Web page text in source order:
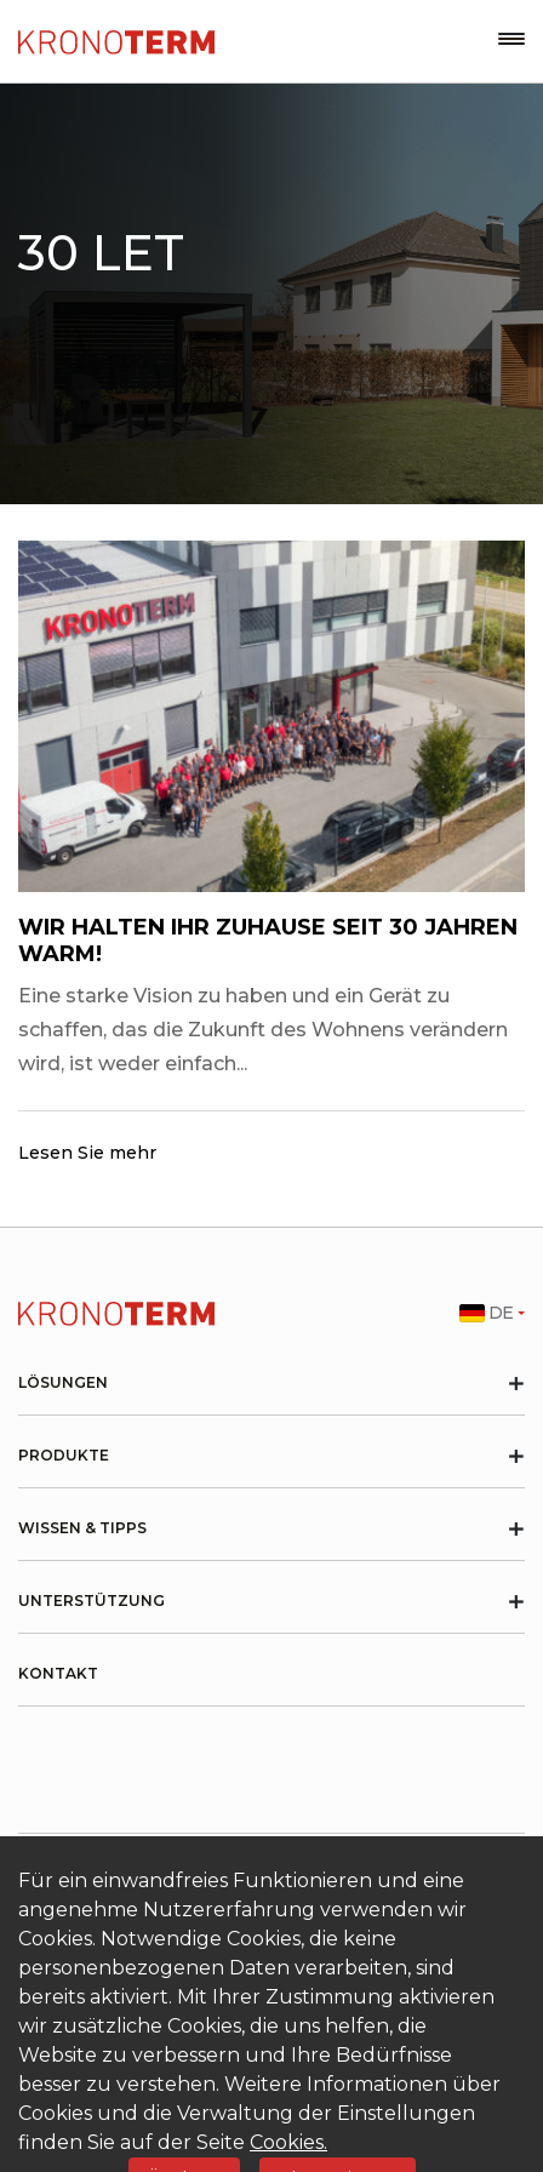
30 LET
WIR HALTEN IHR ZUHAUSE SEIT 30 JAHREN
WARM!
Eine starke Vision zu haben und ein Gerät zu
schaffen, das die Zukunft des Wohnens verändern
wird, ist weder einfach...
Lesen Sie mehr
Für ein einwandfreies Funktionieren und eine
angenehme Nutzererfahrung verwenden wir
Cookies. Notwendige Cookies, die keine
personenbezogenen Daten verarbeiten, sind
bereits aktiviert. Mit Ihrer Zustimmung aktivieren
wir zusätzliche Cookies, die uns helfen, die
Website zu verbessern und Ihre Bedürfnisse
besser zu verstehen. Weitere Informationen über
Cookies und die Verwaltung der Einstellungen
finden Sie auf der Seite Cookies.
LÖSUNGEN +
PRODUKTE +
WISSEN & TIPPS +
UNTERSTÜTZUNG +
KONTAKT
ÜBER KRONOTERM Cookies Login
DE
KRONOTERM d.o.o.